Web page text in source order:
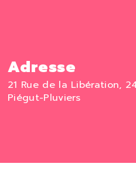
Adresse
21 Rue de la Libération,
Piégut-Pluviers